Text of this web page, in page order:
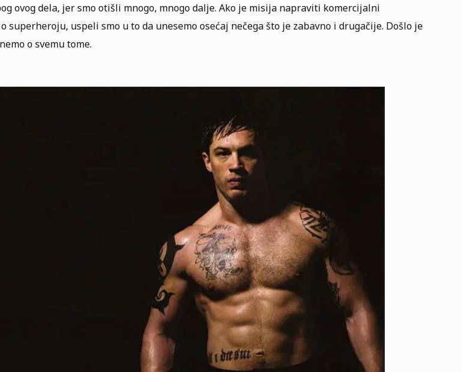
ovog dela, jer smo otišli mnogo, mnogo dalje. Ako je misija napraviti komercijalni
superheroju, uspeli smo u to da unesemo osećaj nečega što je zabavno i drugačije. Došlo je
o svemu tome.